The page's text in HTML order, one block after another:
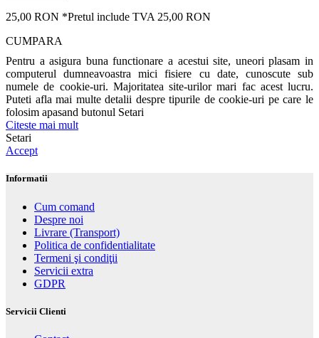
25,00 RON *Pretul include TVA 25,00 RON
CUMPARA
Pentru a asigura buna functionare a acestui site, uneori plasam in
computerul dumneavoastra mici fisiere cu date, cunoscute sub
numele de cookie-uri. Majoritatea site-urilor mari fac acest lucru.
Puteti afla mai multe detalii despre tipurile de cookie-uri pe care le
folosim apasand butonul Setari
Citeste mai mult
Setari
Accept
Informatii
Cum comand
Despre noi
Livrare (Transport)
Politica de confidentialitate
Termeni şi condiţii
Servicii extra
GDPR
Servicii Clienti